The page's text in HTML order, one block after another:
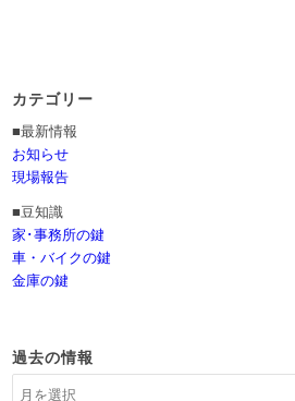
カテゴリー
■最新情報
お知らせ
現場報告
■豆知識
家･事務所の鍵
車・バイクの鍵
金庫の鍵
過去の情報